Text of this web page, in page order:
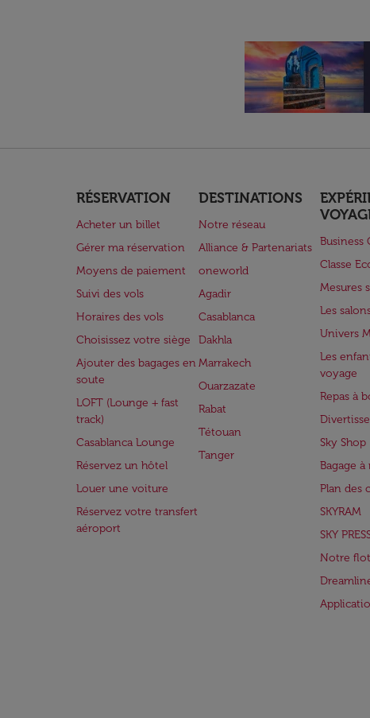
RÉSERVATION
Acheter un billet
Gérer ma réservation
Moyens de paiement
Suivi des vols
Horaires des vols
Choisissez votre siège
Ajouter des bagages en
soute
LOFT (Lounge + fast
track)
Casablanca Lounge
Réservez un hôtel
Louer une voiture
Réservez votre transfert
aéroport
DESTINATIONS
Notre réseau
Alliance & Partenariats
oneworld
Agadir
Casablanca
Dakhla
Marrakech
Ouarzazate
Rabat
Tétouan
Tanger
Business
Classe
Mesures
Les
Univers
Les
voyage
Repas à
Sky Shop
Bagage à
Plan des
SKYRAM
SKY
Notre